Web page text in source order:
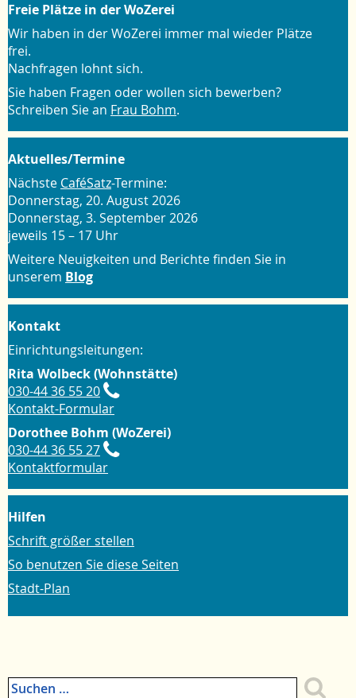
Freie Plätze in der WoZerei
Wir haben in der WoZerei immer mal wieder Plätze
frei.
Nachfragen lohnt sich.
Sie haben Fragen oder wollen sich bewerben?
Schreiben Sie an Frau Bohm.
Aktuelles/Termine
Nächste CaféSatz-Termine:
Donnerstag, 20. August 2026
Donnerstag, 3. September 2026
jeweils 15 – 17 Uhr
Weitere Neuigkeiten und Berichte finden Sie in
unserem Blog
Kontakt
Einrichtungsleitungen:
Rita Wolbeck (Wohnstätte)
030-44 36 55 20
Kontakt-Formular
Dorothee Bohm (WoZerei)
030-44 36 55 27
Kontaktformular
Hilfen
Schrift größer stellen
So benutzen Sie diese Seiten
Stadt-Plan
Suchen